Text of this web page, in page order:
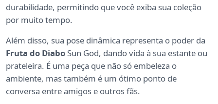
durabilidade, permitindo que você exiba sua coleção
por muito tempo.
Além disso, sua pose dinâmica representa o poder da
Fruta do Diabo Sun God, dando vida à sua estante ou
prateleira. É uma peça que não só embeleza o
ambiente, mas também é um ótimo ponto de
conversa entre amigos e outros fãs.